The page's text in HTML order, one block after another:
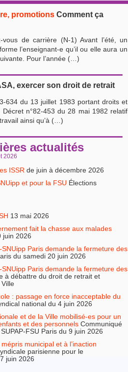
promotions Comment ça
vous de carrière (N-1) Avant l’été, un
l’enseignant-e qu’il ou elle aura un
Pour l’année (…)
exercer son droit de retrait
634 du 13 juillet 1983 portant droits et
n°82-453 du 28 mai 1982 relatif
ainsi qu’à (…)
actualités
2026
ISSR de juin à décembre 2026
et pour la FSU Élections
13 mai 2026
fait la chasse aux malades
juin 2026
Paris demande la fermeture des
du samedi 20 juin 2026
Paris demande la fermeture des
à débattre du droit de retrait et
Ville
: passage en force inacceptable du
national du 4 juin 2026
et de la Ville mobilisé-es pour un
et des personnels Communiqué
FSU Paris du 9 juin 2026
municipal et à l’inaction
parisienne pour le
juin 2026